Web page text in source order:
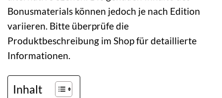
Bonusmaterials können jedoch je nach Edition
variieren. Bitte überprüfe die
Produktbeschreibung im Shop für detaillierte
Informationen.
Inhalt